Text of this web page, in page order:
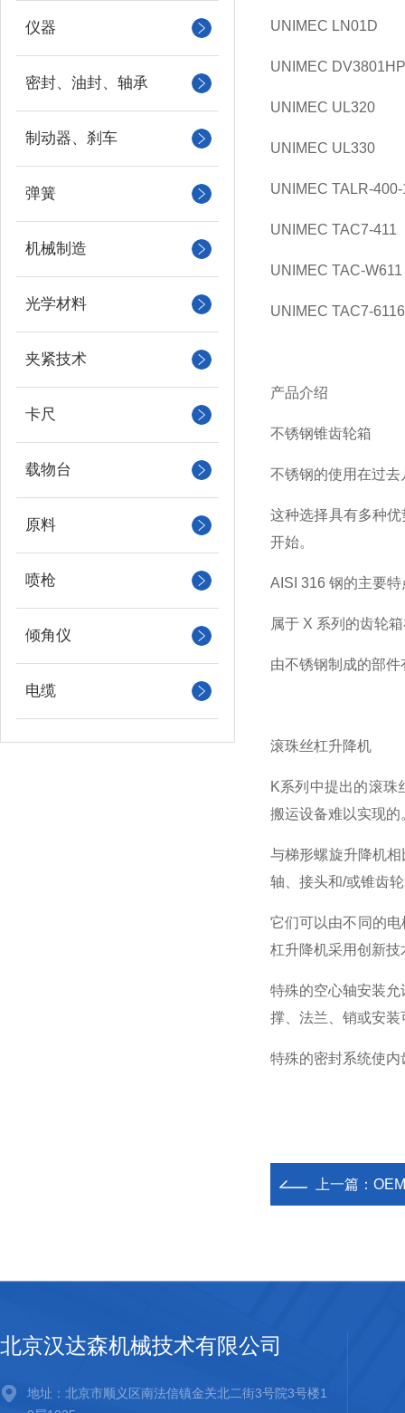
仪器
密封、油封、轴承
制动器、刹车
弹簧
机械制造
光学材料
夹紧技术
卡尺
载物台
原料
喷枪
倾角仪
电缆
UNIMEC LN01D
UNIMEC
UNIMEC UL320
UNIMEC UL330
UNIMEC TALR-
UNIMEC TAC7-411
UNIMEC TAC-W611
UNIMEC TAC7-
产品介绍
不锈钢锥齿轮箱
不锈钢的使用在过
这种选择具有多种
开始。
AISI 316 钢的主要
属于 X 系列的齿轮
由不锈钢制成的部
滚珠丝杠升降机
K系列中提出的滚珠
搬运设备难以实现
与梯形螺旋升降机
轴、接头和/或锥齿
它们可以由不同的
杠升降机采用创新
特殊的空心轴安装
撑、法兰、销或安
特殊的密封系统使
上一篇：
北京汉达森机械技术有限公司
地址：北京市顺义区南法信镇金关北二街3号院3号楼1